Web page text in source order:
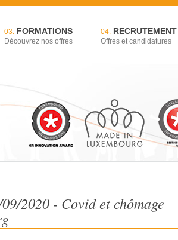
03. FORMATIONS
Découvrez nos offres
04. RECRUTEMENT
Offres et candidatures
2020 - Covid et chômage